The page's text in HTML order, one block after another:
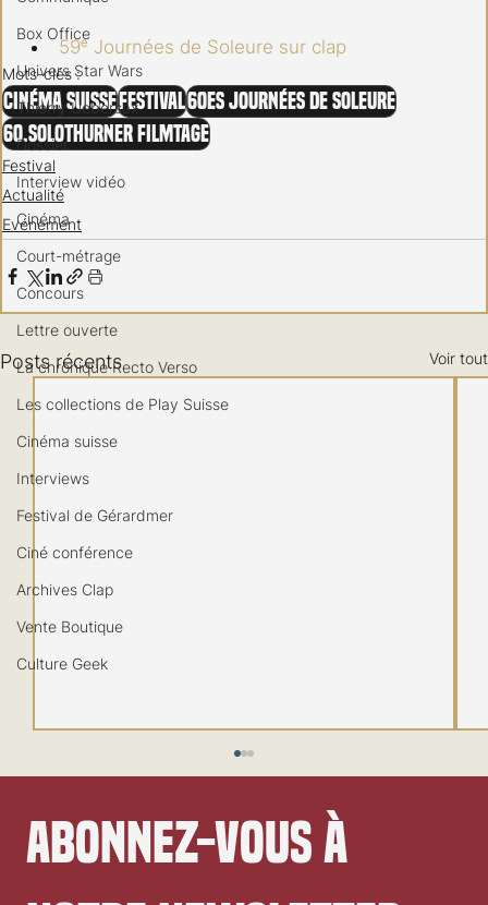
Box Office
Univers Star Wars
Thierry Uebersax
Dossier
Interview vidéo
Cinéma
Court-métrage
Concours
Lettre ouverte
La chronique Recto Verso
Les collections de Play Suisse
Cinéma suisse
Interviews
Festival de Gérardmer
Ciné conférence
Archives Clap
Vente Boutique
Culture Geek
59ᵉ Journées de Soleure sur clap
Mots-clés :
Cinéma SuisseFestival60es Journées de Soleure
60.Solothurner Filmtage
Festival
Actualité
Evénement
Posts récents Voir tout
Abonnez-vous à